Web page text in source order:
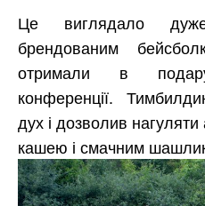
Це виглядало
брендованим
отримали в
конференції.
дух і дозволив
кашею і смачним